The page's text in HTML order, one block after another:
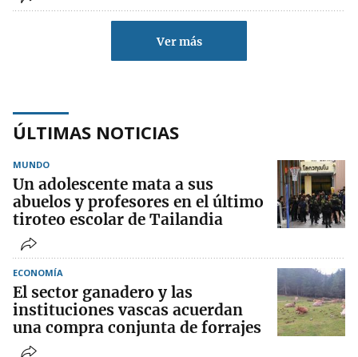
Ver más
ÚLTIMAS NOTICIAS
MUNDO
Un adolescente mata a sus
abuelos y profesores en el último
tiroteo escolar de Tailandia
ECONOMÍA
El sector ganadero y las
instituciones vascas acuerdan
una compra conjunta de forrajes